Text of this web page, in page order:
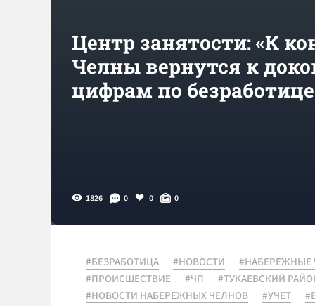
Центр занятости: «К
Челны вернутся к
цифрам по
1826 0 0 0
#БЕЗРАБОТИЦА #НОВОСТИ #НАБЕРЕЖНЫЕ
#ПРОИСШЕСТВИЕ
#ЧП #ТУКАЕВСКИЙ
#НОВОСТИ НАБЕРЕЖНЫХ ЧЕЛНОВ
#УЧЕТ